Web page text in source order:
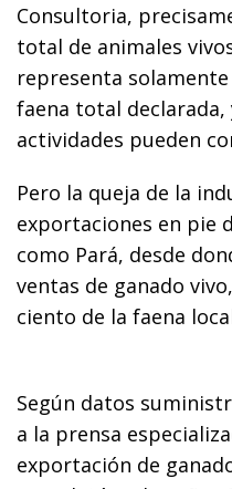
Consultoria,
total de animales
representa
faena total
actividades pueden
Pero la queja de la
exportaciones en pie
como Pará, desde
ventas de ganado
ciento de la faena
Según datos
a la prensa
exportación de